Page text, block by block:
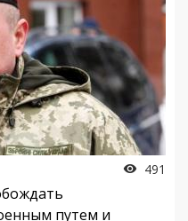
491
путем и